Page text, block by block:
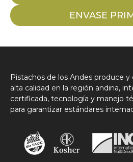
ENVASE
Pistachos de los Andes produce y
alta calidad en la región andina,
certificada, tecnología y manejo
para garantizar estándares